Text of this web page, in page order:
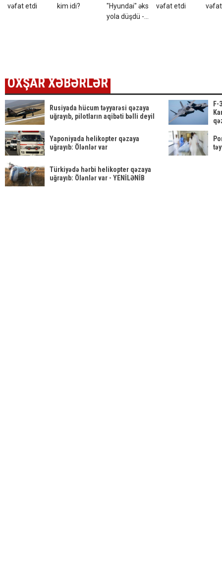
vəfat etdi
kim idi?
"Hyundai" əks
yola düşdü -
vəfat etdi
OXŞAR XƏBƏRLƏR
Rusiyada hücum təyyarəsi qəzaya
uğrayıb, pilotların aqibəti bəlli deyil
F-
Yaponiyada helikopter qəzaya
uğrayıb: Ölənlər var
Türkiyədə hərbi helikopter qəzaya
uğrayıb: Ölənlər var - YENİLƏNİB